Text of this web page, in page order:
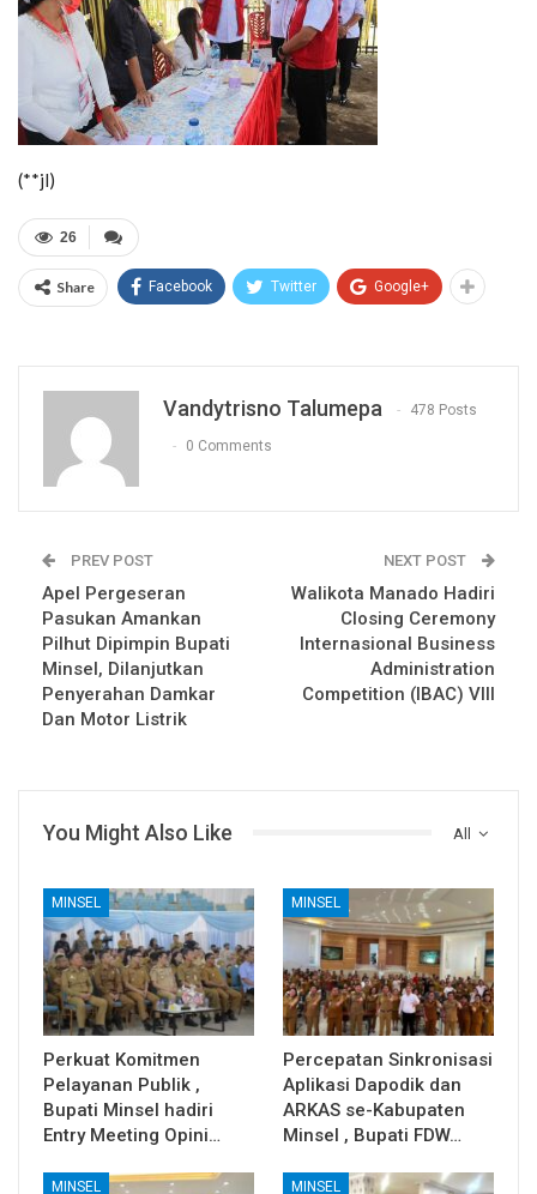
(**jl)
26
Share Facebook Twitter Google+
Vandytrisno Talumepa 478 Posts
0 Comments
PREV POST
Apel Pergeseran
Pasukan Amankan
Pilhut Dipimpin Bupati
Minsel, Dilanjutkan
Penyerahan Damkar
Dan Motor Listrik
NEXT POST
Walikota Manado Hadiri
Closing Ceremony
Internasional Business
Administration
Competition (IBAC) VIII
All
You Might Also Like
MINSEL
Perkuat Komitmen
Pelayanan Publik ,
Bupati Minsel hadiri
Entry Meeting Opini…
MINSEL
Percepatan Sinkronisasi
Aplikasi Dapodik dan
ARKAS se-Kabupaten
Minsel , Bupati FDW…
MINSEL MINSEL